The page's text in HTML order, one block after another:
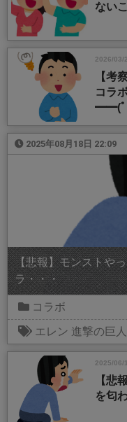
ない
2026/03/
【考
コラ
━━(
2025年08月18日 22:09
【悲報】モンストや
ラ・・・
コラボ
エレン 進撃の巨人
2025/06/
【悲
を匂